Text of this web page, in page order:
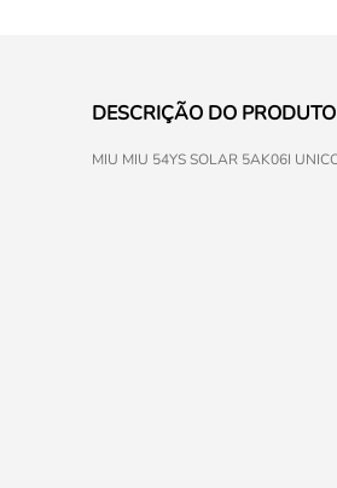
DESCRIÇÃO DO PRODUTO
MIU MIU 54YS SOLAR 5AK06I